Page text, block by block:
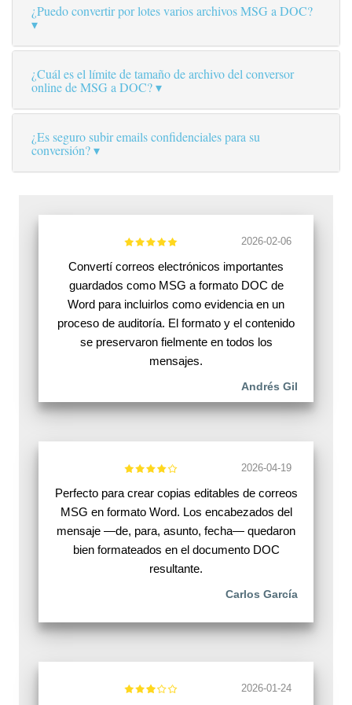
¿Puedo convertir por lotes varios archivos MSG a DOC?
¿Cuál es el límite de tamaño de archivo del conversor
online de MSG a DOC?
¿Es seguro subir emails confidenciales para su
conversión?
2026-02-06
Convertí correos electrónicos importantes
guardados como MSG a formato DOC de
Word para incluirlos como evidencia en un
proceso de auditoría. El formato y el contenido
se preservaron fielmente en todos los
mensajes.
Andrés Gil
2026-04-19
Perfecto para crear copias editables de correos
MSG en formato Word. Los encabezados del
mensaje —de, para, asunto, fecha— quedaron
bien formateados en el documento DOC
resultante.
Carlos García
2026-01-24